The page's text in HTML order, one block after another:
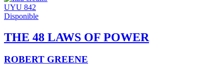
UYU 842
Disponible
THE 48 LAWS OF POWER
ROBERT GREENE